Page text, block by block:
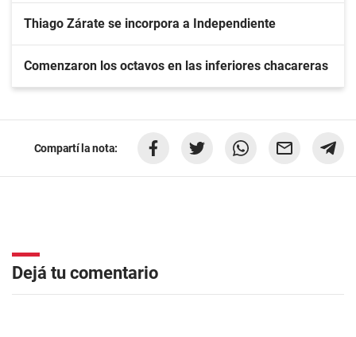
Thiago Zárate se incorpora a Independiente
Comenzaron los octavos en las inferiores chacareras
Compartí la nota:
Dejá tu comentario